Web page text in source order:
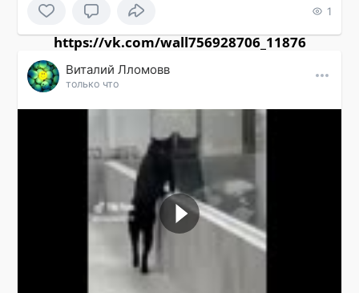
1
https://vk.com/wall756928706_11876
Виталий Лломовв
только что